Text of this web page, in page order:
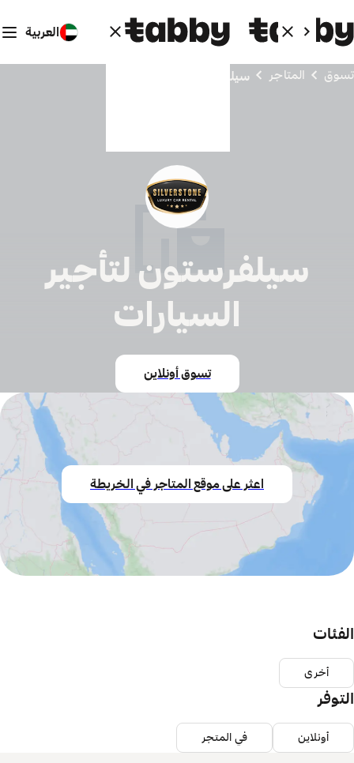
العربية
تسوق المتاجر سيلفرستون لتأجير السيارات
سيلفرستون لتأجير
السيارات
تسوق أونلاين
اعثر على موقع المتاجر في الخريطة
الفئات
أخرى
التوفر
أونلاين في المتجر